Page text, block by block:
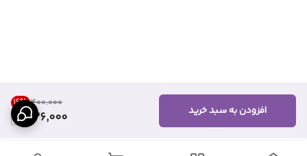
۴۰۰٬۰۰۰ 16%
336,000 افزودن به سبد خرید